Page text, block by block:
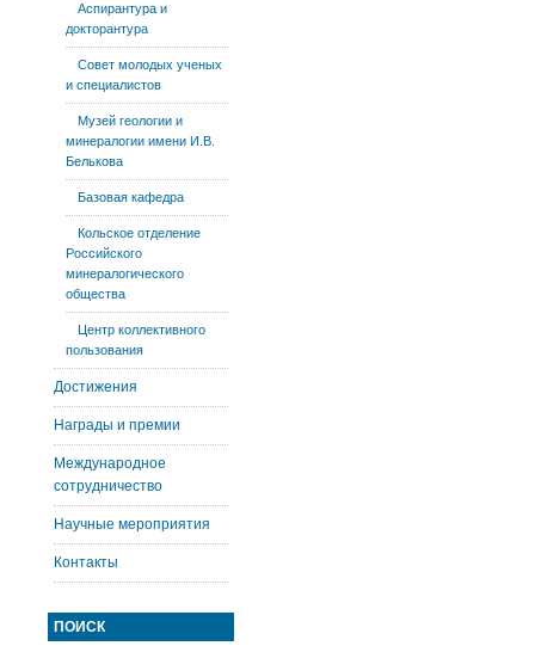
Аспирантура и
докторантура
Совет молодых ученых
и специалистов
Музей геологии и
минералогии имени И.В.
Белькова
Базовая кафедра
Кольское отделение
Российского
минералогического
общества
Центр коллективного
пользования
Достижения
Награды и премии
Международное
сотрудничество
Научные мероприятия
Контакты
ПОИСК